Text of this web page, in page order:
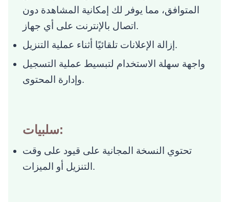
المتوافق، مما يوفر لك إمكانية المشاهدة دون
اتصال بالإنترنت على أي جهاز.
إزالة الإعلانات تلقائيًا أثناء عملية التنزيل.
واجهة سهلة الاستخدام لتبسيط عملية التسجيل
وإدارة المحتوى.
سلبيات:
تحتوي النسخة المجانية على قيود على وقت
التنزيل أو الميزات.